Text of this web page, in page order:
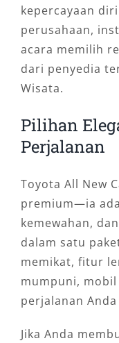
kepercayaan
perusahaan,
acara memilih
dari penyedia
Wisata.
Pilihan
Perjalanan
Toyota All New
premium—ia
kemewahan,
dalam satu
memikat, fitur
mumpuni,
perjalanan
Jika Anda